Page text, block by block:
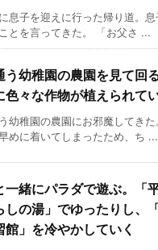
息子を迎えに行った帰り道。息
とを言ってきた。 「お父さ ...
う幼稚園の農園を見て回
色々な作物が植えられてい
幼稚園の農園にお邪魔してき
めに着いてしまったため、ち ...
一緒にパラダで遊ぶ。「
しの湯」でゆったりし、
館」を冷やかしていく